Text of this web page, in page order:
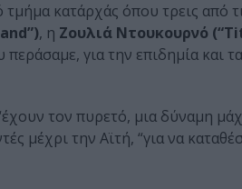
κατ΄αρχάς όπου τρεις από
, η Ζουλιά Ντουκουρνό
για την επιδημία και
τον πυρετό, μια δύναμη
μέχρι την Αϊτή, “για να